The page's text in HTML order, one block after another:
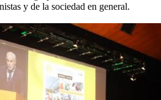
y de la sociedad en general.